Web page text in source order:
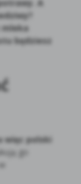
A
mleka
będziesz
więc polski
go